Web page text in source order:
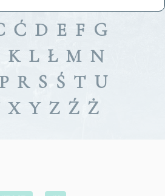
Ć D E F G
K L Ł M N
P R S Ś T U
X Y Z Ź Ż